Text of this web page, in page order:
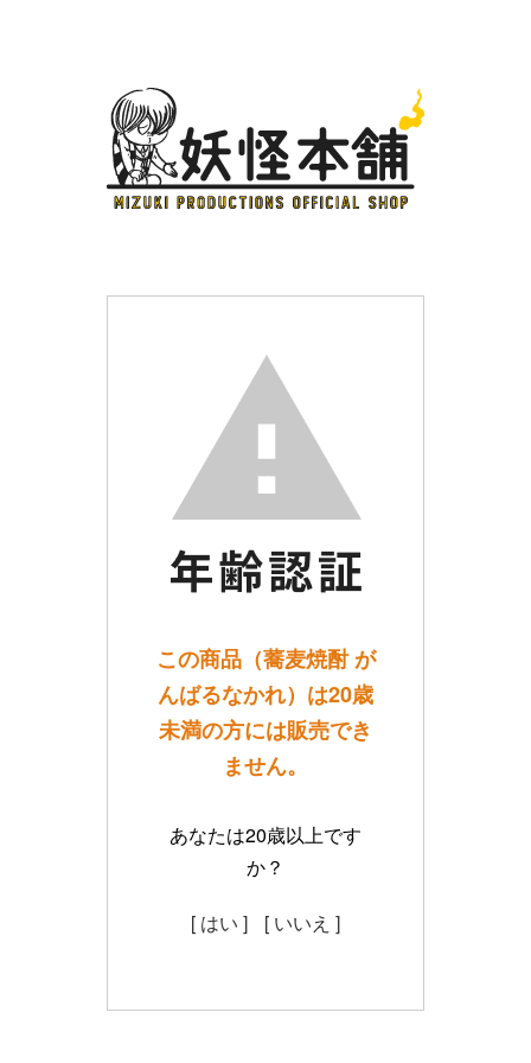
この商品（蕎麦焼酎 が
んばるなかれ）は20歳
未満の方には販売でき
ません。
あなたは20歳以上です
か？
[ はい ] [ いいえ ]